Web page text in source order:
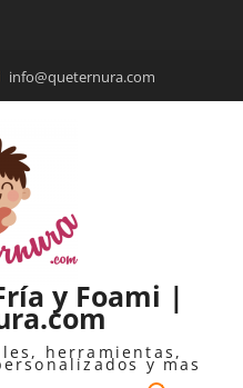
info@queternura.com
y Foami |
herramientas,
y mas